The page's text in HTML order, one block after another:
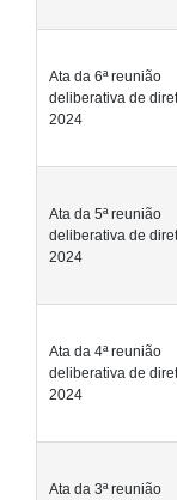
Ata da 6ª reunião
deliberativa de
2024
Ata da 5ª reunião
deliberativa de
2024
Ata da 4ª reunião
deliberativa de
2024
Ata da 3ª reunião